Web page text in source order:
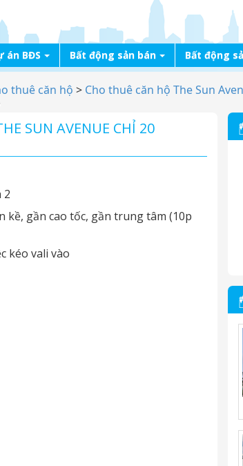
án BĐS Bất động sản bán Bất động
thuê căn hộ > Cho thuê căn hộ The Sun
SUN AVENUE CHỈ 20
2
kề, gần cao tốc, gần trung tâm (10p
kéo vali vào